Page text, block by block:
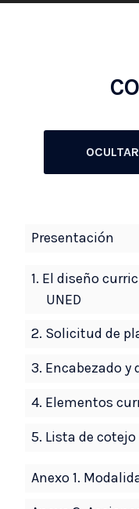
Navegación
contenido
Presentación
1. El diseño
UNED
2. Solicitud de
3. Encabezado y
4. Elementos
5. Lista de cotejo
Anexo 1.